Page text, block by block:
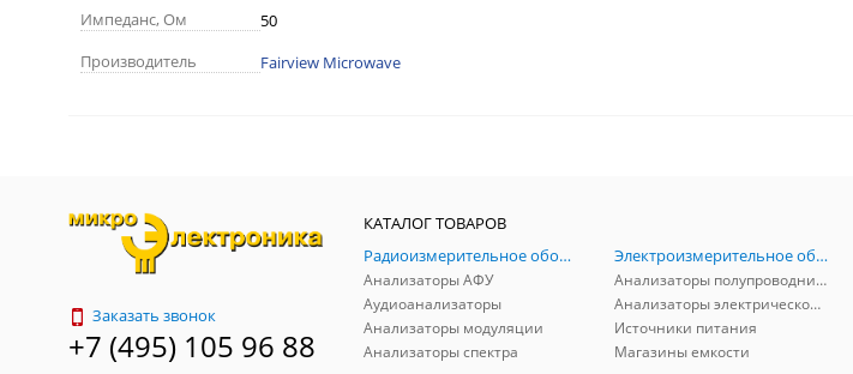
Импеданс, Ом
50
Производитель
Fairview Microwave
Заказать звонок
+7 (495) 105 96 88
КАТАЛОГ ТОВАРОВ
Радиоизмерительное оборудование
Анализаторы АФУ
Аудиоанализаторы
Анализаторы модуляции
Анализаторы спектра
Электроизмерительное оборудование
Анализаторы полупроводников
Анализаторы электрической мощности
Источники питания
Магазины емкости